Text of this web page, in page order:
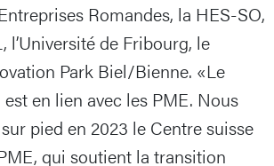
Romandes, la HES-SO,
l’Université de Fribourg, le
Park Biel/Bienne. «Le
en lien avec les PME. Nous
pied en 2023 le Centre suisse
qui soutient la transition